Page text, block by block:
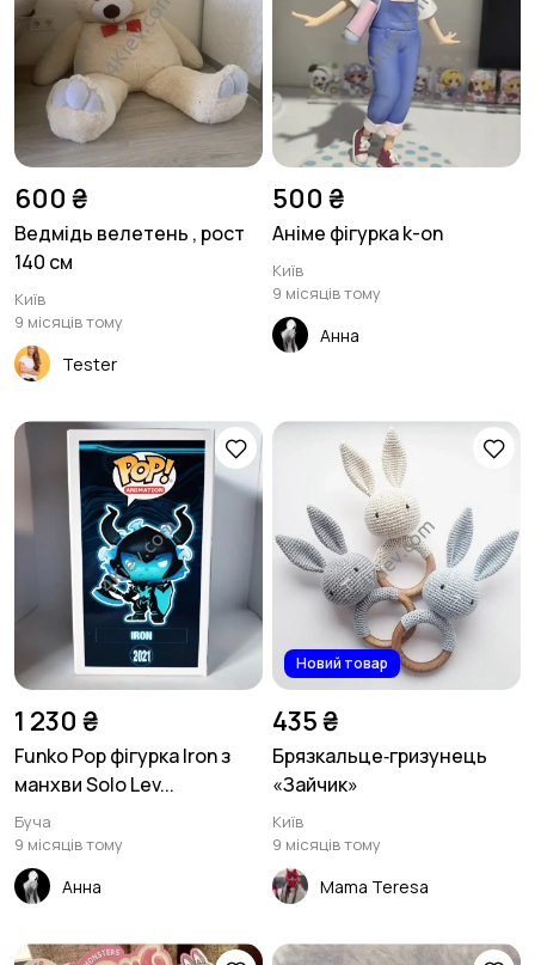
600 ₴
Ведмідь велетень , рост
140 см
Київ
9 місяців тому
Tester
500 ₴
Аніме фігурка k-on
Київ
9 місяців тому
Анна
1 230 ₴
Funko Pop фігурка Iron з
манхви Solo Lev...
Буча
9 місяців тому
Анна
Новий товар
435 ₴
Брязкальце‑гризунець
«Зайчик»
Київ
9 місяців тому
Mama Teresa